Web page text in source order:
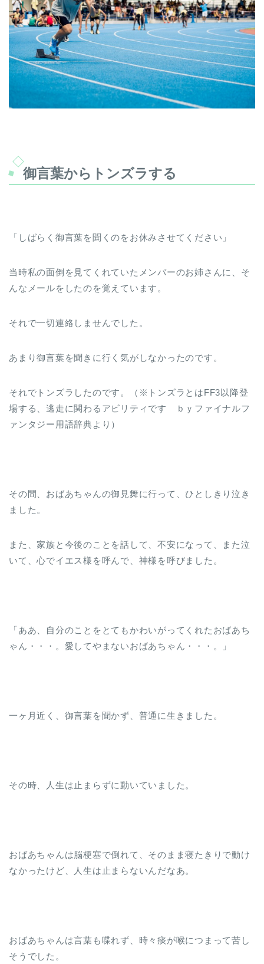
御言葉からトンズラする
「しばらく御言葉を聞くのをお休みさせてください」
当時私の面倒を見てくれていたメンバーのお姉さんに、そ
んなメールをしたのを覚えています。
それで一切連絡しませんでした。
あまり御言葉を聞きに行く気がしなかったのです。
それでトンズラしたのです。（※トンズラとはFF3以降登
場する、逃走に関わるアビリティです ｂｙファイナルフ
ァンタジー用語辞典より）
その間、おばあちゃんの御見舞に行って、ひとしきり泣き
ました。
また、家族と今後のことを話して、不安になって、また泣
いて、心でイエス様を呼んで、神様を呼びました。
「ああ、自分のことをとてもかわいがってくれたおばあち
ゃん・・・。愛してやまないおばあちゃん・・・。」
一ヶ月近く、御言葉を聞かず、普通に生きました。
その時、人生は止まらずに動いていました。
おばあちゃんは脳梗塞で倒れて、そのまま寝たきりで動け
なかったけど、人生は止まらないんだなあ。
おばあちゃんは言葉も喋れず、時々痰が喉につまって苦し
そうでした。